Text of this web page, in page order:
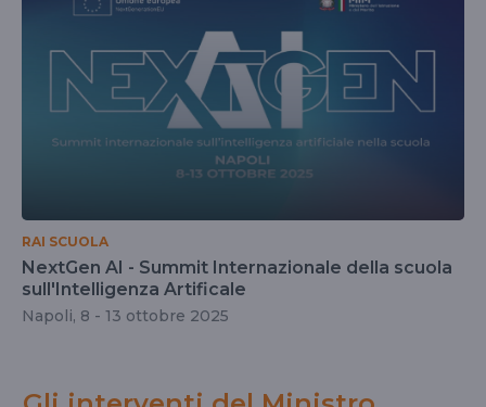
RAI SCUOLA
NextGen AI - Summit Internazionale della scuola
sull'Intelligenza Artificale
Napoli, 8 - 13 ottobre 2025